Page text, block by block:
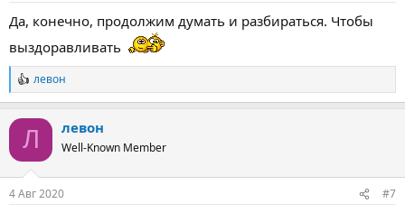
Да, конечно, продолжим думать и разбираться. Чтобы
выздоравливать
Р
е
и
левон
Л левон
Well-Known Member
4 Авг 2020 #7